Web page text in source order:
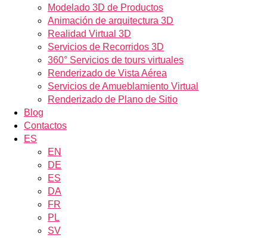
Modelado 3D de Productos
Animación de arquitectura 3D
Realidad Virtual 3D
Servicios de Recorridos 3D
360° Servicios de tours virtuales
Renderizado de Vista Aérea
Servicios de Amueblamiento Virtual
Renderizado de Plano de Sitio
Blog
Contactos
ES
EN
DE
ES
DA
FR
PL
SV